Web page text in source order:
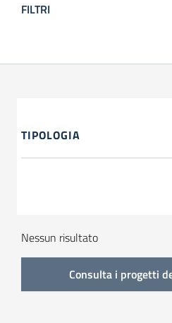
FILTRI
TIPOLOGIA
Nessun risultato
Consulta i progetti